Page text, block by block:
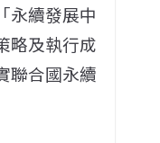
永續發展中
略及執行成
聯合國永續